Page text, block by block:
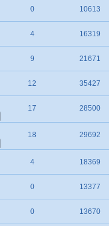
0 10613
4 16319
9 21671
12 35427
17 28500
18 29692
4 18369
0 13377
0 13670